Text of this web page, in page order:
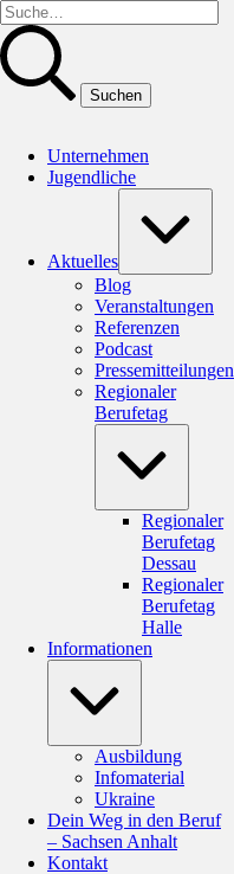
Unternehmen
Jugendliche
Aktuelles
Blog
Veranstaltungen
Referenzen
Podcast
Pressemitteilungen
Regionaler
Berufetag
Regionaler
Berufetag
Dessau
Regionaler
Berufetag
Halle
Informationen
Ausbildung
Infomaterial
Ukraine
Dein Weg in den Beruf
– Sachsen Anhalt
Kontakt